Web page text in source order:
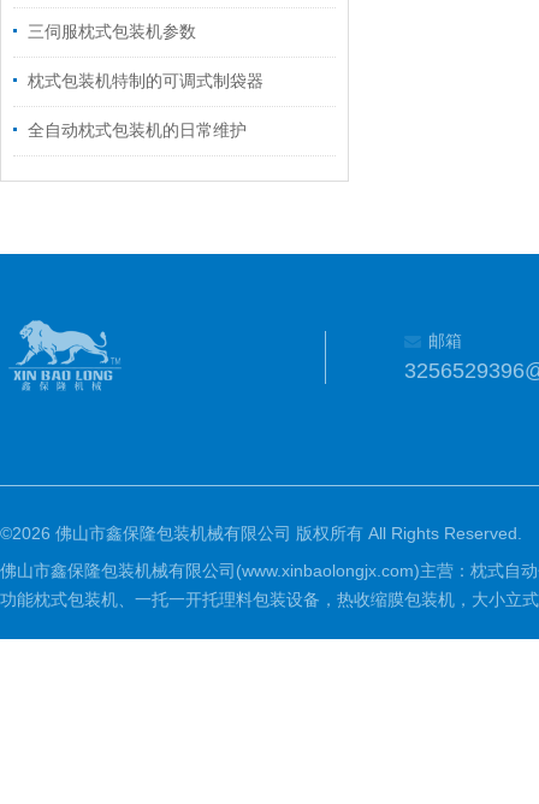
三伺服枕式包装机参数
枕式包装机特制的可调式制袋器
全自动枕式包装机的日常维护
邮箱
©2026 佛山市鑫保隆包装机械有限公司 版权所有 All Rights Reserved.
佛山市鑫保隆包装机械有限公司(www.xinbaolongjx.com)主营：枕式自
功能枕式包装机、一托一开托理料包装设备，热收缩膜包装机，大小立